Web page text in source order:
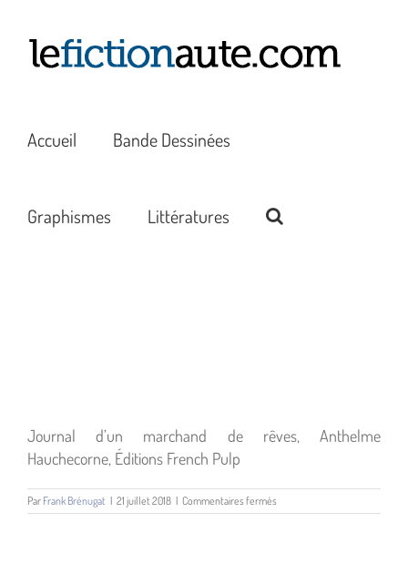
contenu
Accueil Bande Dessinées
Graphismes Littératures
Journal d’un marchand de rêves, Anthelme
Hauchecorne, Éditions French Pulp
Par Frank Brénugat | 21 juillet 2018 | Commentaires fermés
Journal